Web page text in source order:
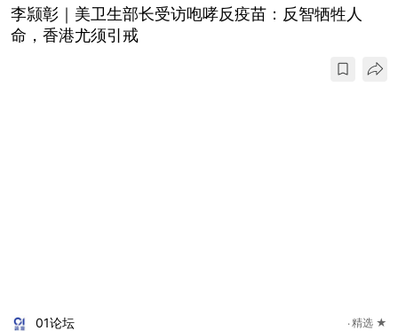
李颕彰｜美卫生部长受访咆哮反疫苗：反智牺牲人
命，香港尤须引戒
01论坛 精选 ★